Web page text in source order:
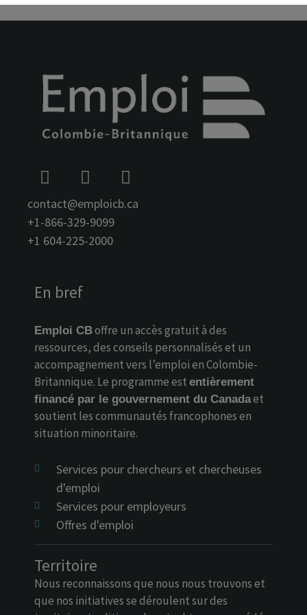
contact@emploicb.ca
+1-866-329-9099
+1 604-225-2000
En bref
Emploi CBoffre un accès gratuit à des
ressources, des conseils personnalisés et un
accompagnement vers l’emploi en Colombie-
Britannique. Le programme est entièrement
financé par le gouvernement du Canadaet
soutient les communautés francophones en
situation minoritaire.
Services pour chercheurs et chercheuses
d'emploi
Services pour employeurs
Offres d'emploi
Territoire
Nous reconnaissons que nous nous trouvons et
que nos initiatives se déroulent sur des